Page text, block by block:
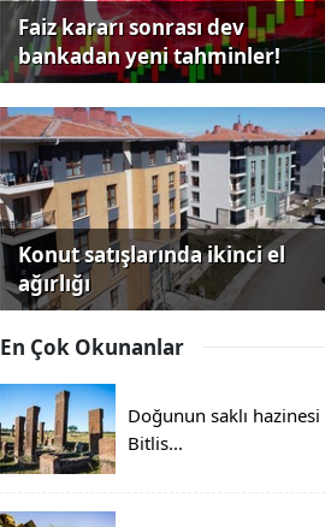
Faiz kararı sonrası dev
bankadan yeni tahminler!
Konut satışlarında ikinci el
ağırlığı
En Çok Okunanlar
Doğunun saklı hazinesi
Bitlis...